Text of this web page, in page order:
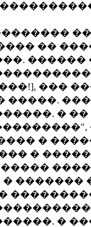
��
���
�����.
�
�
�
�������
�